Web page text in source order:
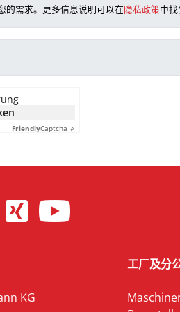
的需求。更多信息说明可以在隐私政策中找
FriendlyCaptcha ⇗
KG
工厂及分